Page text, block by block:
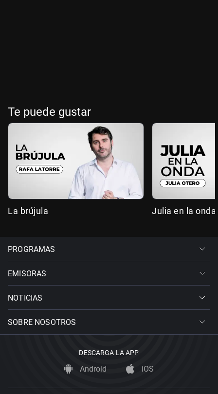
Te puede gustar
La brújula Julia en la onda
PROGRAMAS
EMISORAS
NOTICIAS
SOBRE NOSOTROS
DESCARGA LA APP
Android iOS